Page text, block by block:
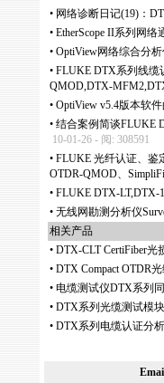
• 网络诊断日记(19)：
• EtherScope II系列网
• OptiView网络综合分
• FLUKE DTX系列线缆
QMOD,DTX-
• OptiView v5.4版本软
• 结合案例简谈FLUKE
10-01-26 - 阅: 308591
• FLUKE 光纤认证、鉴
OTDR-QMOD、
• FLUKE DTX-LT,DTX-
• 无线网勘测分析仪
相关产品
• DTX-CLT CertiFiber光
• DTX Compact OTDR
• 电缆测试仪DTX系列
• DTX系列光缆测试模块
• DTX系列电缆认证分